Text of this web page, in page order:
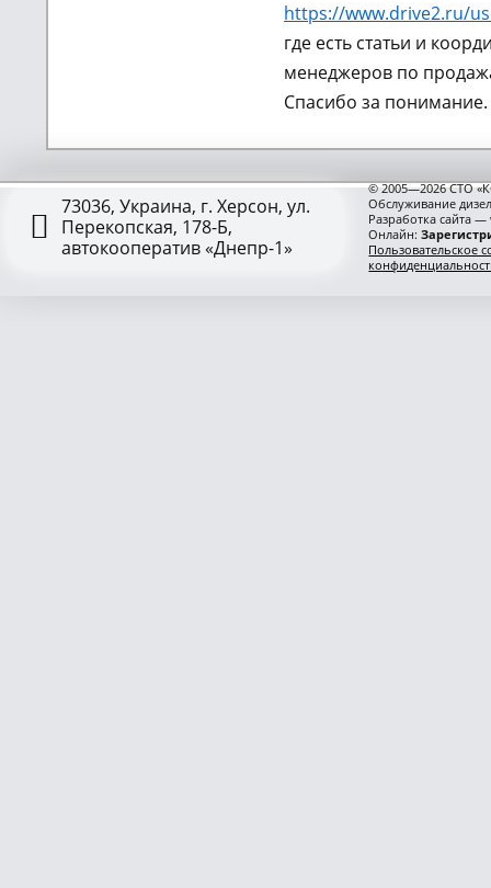
https://www.drive2.ru/
где есть статьи и
менеджеров по
Спасибо за понимание.
73036, Украина, г. Херсон, ул.
Перекопская, 178-Б,
автокооператив «Днепр-1»
© 2005—2026 СТО
Обслуживание
Разработка сайта
Онлайн:
Пользовательское